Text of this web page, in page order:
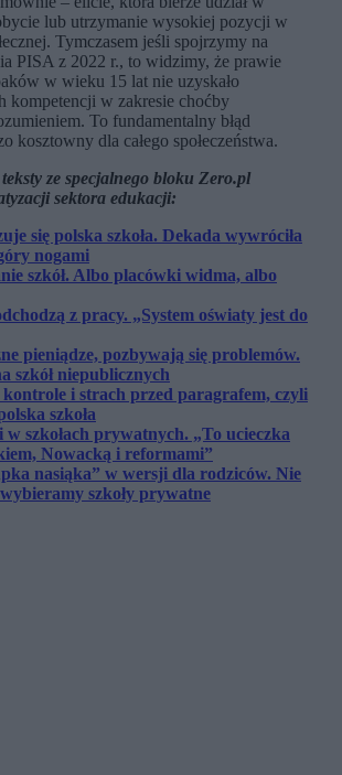
lub utrzymanie wysokiej pozycji w
Tymczasem jeśli spojrzymy na
PISA z 2022 r., to widzimy, że prawie
w wieku 15 lat nie uzyskało
kompetencji w zakresie choćby
To fundamentalny błąd
kosztowny dla całego społeczeństwa.
teksty ze specjalnego bloku Zero.pl
sektora edukacji:
się polska szkoła. Dekada wywróciła
nogami
szkół. Albo placówki widma, albo
z pracy. „System oświaty jest do
pieniądze, pozbywają się problemów.
szkół niepublicznych
i strach przed paragrafem, czyli
szkoła
w szkołach prywatnych. „To ucieczka
Nowacką i reformami”
nasiąka” w wersji dla rodziców. Nie
szkoły prywatne